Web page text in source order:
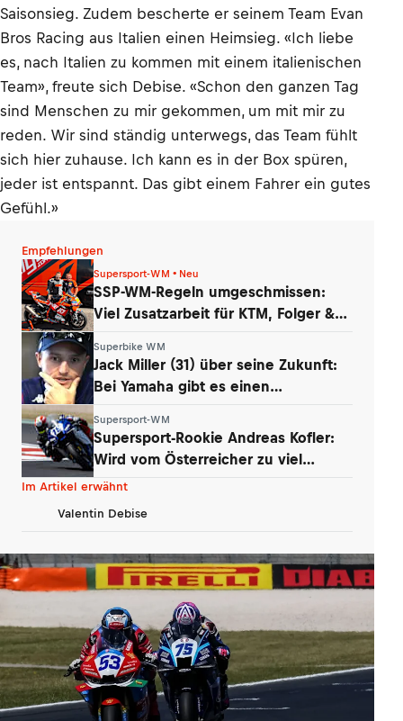
Saisonsieg. Zudem bescherte er seinem Team Evan
Bros Racing aus Italien einen Heimsieg. «Ich liebe
es, nach Italien zu kommen mit einem italienischen
Team», freute sich Debise. «Schon den ganzen Tag
sind Menschen zu mir gekommen, um mit mir zu
reden. Wir sind ständig unterwegs, das Team fühlt
sich hier zuhause. Ich kann es in der Box spüren,
jeder ist entspannt. Das gibt einem Fahrer ein gutes
Gefühl.»
Empfehlungen
Supersport-WM • Neu
SSP-WM-Regeln umgeschmissen:
Viel Zusatzarbeit für KTM, Folger &
Superbike WM
Jack Miller (31) über seine Zukunft:
Bei Yamaha gibt es einen
Supersport-WM
Supersport-Rookie Andreas Kofler:
Wird vom Österreicher zu viel
erwartet?
Im Artikel erwähnt
Valentin Debise